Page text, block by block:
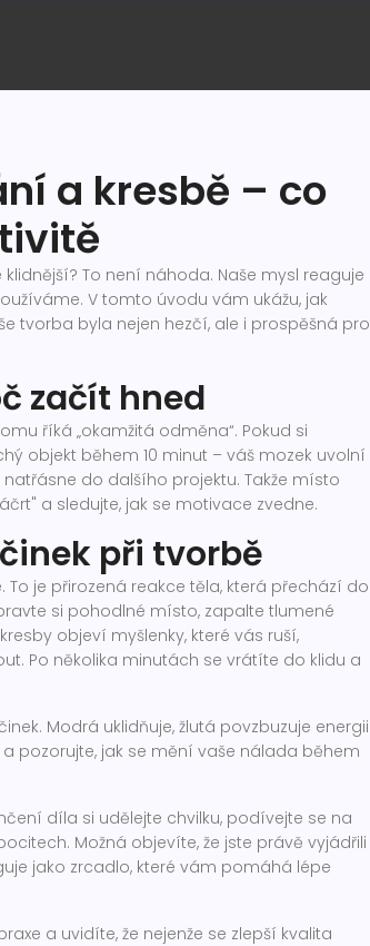
a kresbě – co
To není náhoda. Naše mysl reaguje
V tomto úvodu vám ukážu, jak
tvorba byla nejen hezčí, ale i prospěšná pro
začít hned
říká „okamžitá odměna“. Pokud si
objekt během 10 minut – váš mozek uvolní
do dalšího projektu. Takže místo
a sledujte, jak se motivace zvedne.
při tvorbě
je přirozená reakce těla, která přechází do
si pohodlné místo, zapalte tlumené
objeví myšlenky, které vás ruší,
Po několika minutách se vrátíte do klidu a
Modrá uklidňuje, žlutá povzbuzuje energii
pozorujte, jak se mění vaše nálada během
díla si udělejte chvilku, podívejte se na
Možná objevíte, že jste právě vyjádřili
jako zrcadlo, které vám pomáhá lépe
a uvidíte, že nejenže se zlepší kvalita